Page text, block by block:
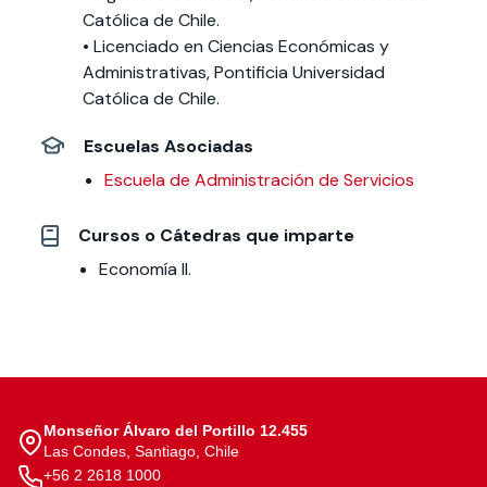
Católica de Chile.
• Licenciado en Ciencias Económicas y
Administrativas, Pontificia Universidad
Católica de Chile.
Escuelas Asociadas
Escuela de Administración de Servicios​
Cursos o Cátedras que imparte
Economía II.
Monseñor Álvaro del Portillo 12.455
Las Condes, Santiago, Chile
+56 2 2618 1000